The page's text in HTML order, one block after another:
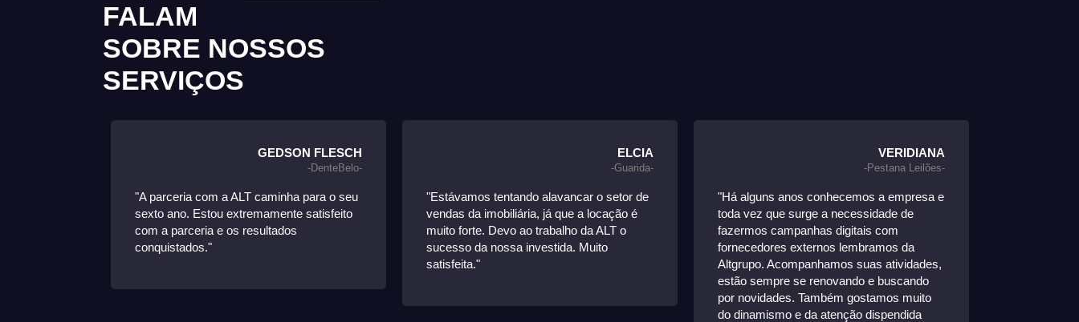
FALAM
SOBRE NOSSOS
SERVIÇOS
GEDSON FLESCH
-DenteBelo-
"A parceria com a ALT caminha para o seu
sexto ano. Estou extremamente satisfeito
com a parceria e os resultados
conquistados."
ELCIA
-Guarida-
"Estávamos tentando alavancar o setor de
vendas da imobiliária, já que a locação é
muito forte. Devo ao trabalho da ALT o
sucesso da nossa investida. Muito
satisfeita."
VERIDIANA
-Pestana Leilões-
"Há alguns anos conhecemos a empresa e
toda vez que surge a necessidade de
fazermos campanhas digitais com
fornecedores externos lembramos da
Altgrupo. Acompanhamos suas atividades,
estão sempre se renovando e buscando
por novidades. Também gostamos muito
do dinamismo e da atenção dispendida